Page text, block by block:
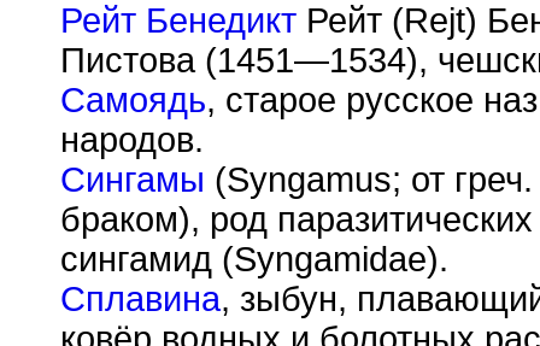
Рейт Бенедикт Рейт (Rejt)
Пистова (1451—1534),
Самоядь, старое русское
народов.
Сингамы (Syngamus; от
браком), род
сингамид (Syngamidae).
Сплавина, зыбун,